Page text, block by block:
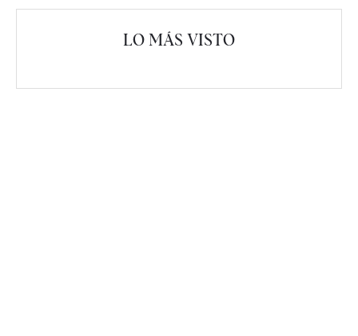
LO MÁS VISTO